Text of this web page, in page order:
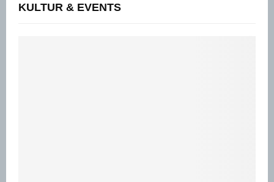
KULTUR & EVENTS